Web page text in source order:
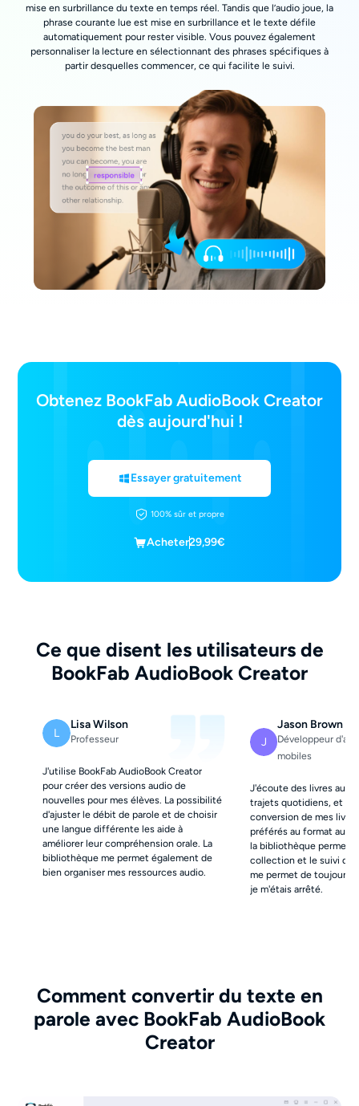
mise en surbrillance du texte en temps réel. Tandis que l’audio joue, la
phrase courante lue est mise en surbrillance et le texte défile
automatiquement pour rester visible. Vous pouvez également
personnaliser la lecture en sélectionnant des phrases spécifiques à
partir desquelles commencer, ce qui facilite le suivi.
Obtenez BookFab AudioBook Creator
dès aujourd'hui !
Essayer gratuitement
100% sûr et propre
Acheter29,99€
Ce que disent les utilisateurs de
BookFab AudioBook Creator
L
Lisa Wilson
Professeur
J'utilise BookFab AudioBook Creator
pour créer des versions audio de
nouvelles pour mes élèves. La possibilité
d'ajuster le débit de parole et de choisir
une langue différente les aide à
améliorer leur compréhension orale. La
bibliothèque me permet également de
bien organiser mes ressources audio.
J
Jason Brown
Développeur
mobiles
J'écoute des livres
trajets quotidiens, et
conversion de mes
préférés au format
la bibliothèque permet
collection et le suivi de
me permet de toujours
je m'étais arrêté.
Comment convertir du texte en
parole avec BookFab AudioBook
Creator